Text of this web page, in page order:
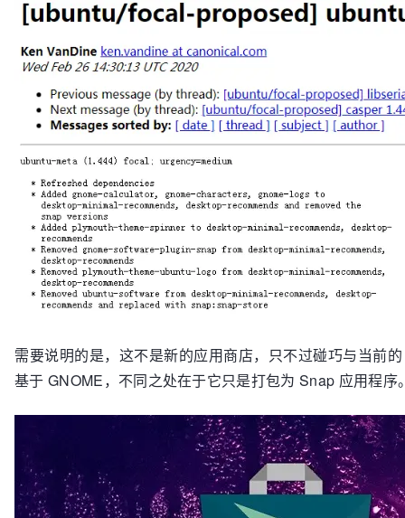
需要说明的是，这不是新的应用商店，只不过碰巧与当前
基于 GNOME，不同之处在于它只是打包为 Snap 应用程